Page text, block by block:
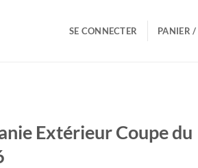
SE CONNECTER PANIER /
Extérieur Coupe du